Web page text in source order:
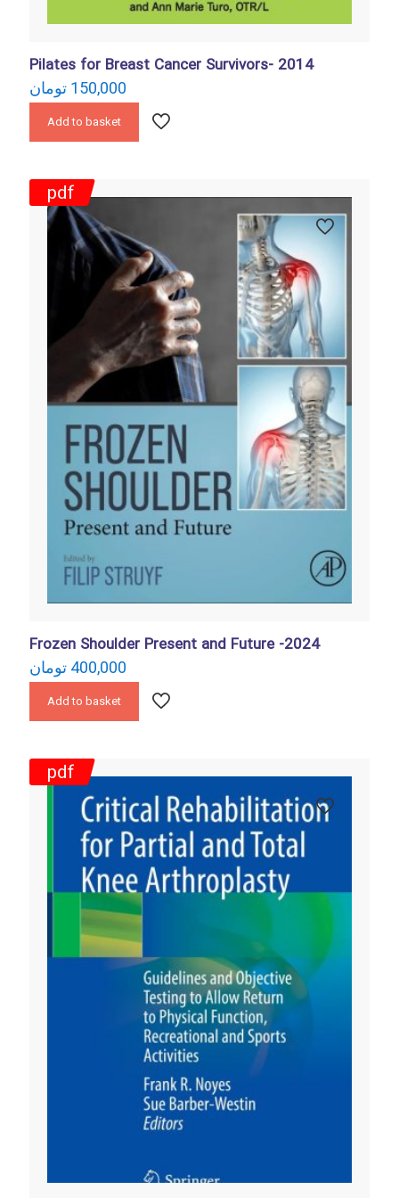
Pilates for Breast Cancer Survivors- 2014
150,000 تومان
Add to basket
Frozen Shoulder Present and Future -2024
400,000 تومان
Add to basket
pdf
pdf